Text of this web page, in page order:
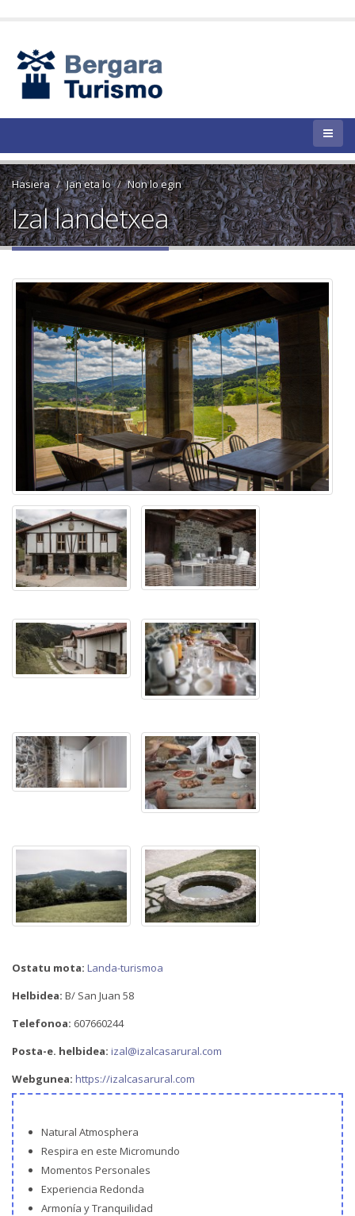
Hasiera Jan eta lo Non lo egin
Izal landetxea
Ostatu mota: Landa-turismoa
Helbidea: B/ San Juan 58
Telefonoa: 607660244
Posta-e. helbidea: izal@izalcasarural.com
Webgunea: https://izalcasarural.com
Natural Atmosphera
Respira en este Micromundo
Momentos Personales
Experiencia Redonda
Armonía y Tranquilidad